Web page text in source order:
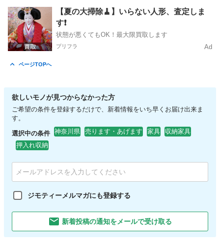
神奈川 入谷駅 ソファ
【夏の大掃除🧹】いらない人形、査定しま
す❗️
状態が悪くてもOK！最大限買取します
プリフラ Ad
ページTOPへ
欲しいモノが見つからなかった方
ご希望の条件を登録するだけで、新着情報をいち早くお届け出来ま
す。
選択中の条件 神奈川県 売ります・あげます 家具
収納家具
押入れ収納
ジモティーメルマガにも登録する
新着投稿の通知をメールで受け取る